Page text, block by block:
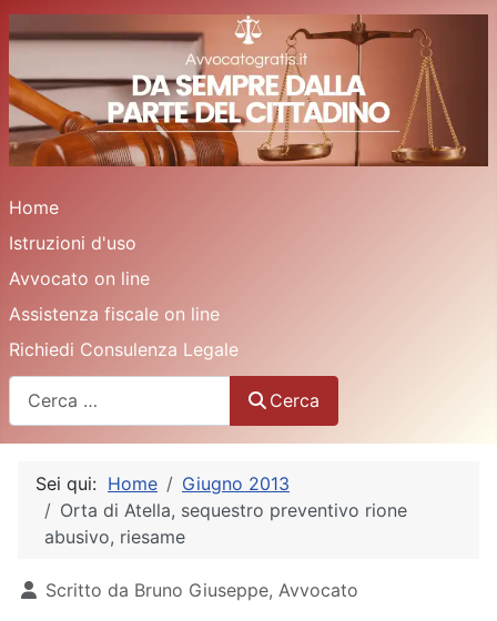
Home
Istruzioni d'uso
Avvocato on line
Assistenza fiscale on line
Richiedi Consulenza Legale
Cerca
Sei qui: Home
Giugno 2013
Orta di Atella, sequestro preventivo rione
abusivo, riesame
Dettagli
Scritto da Bruno Giuseppe, Avvocato